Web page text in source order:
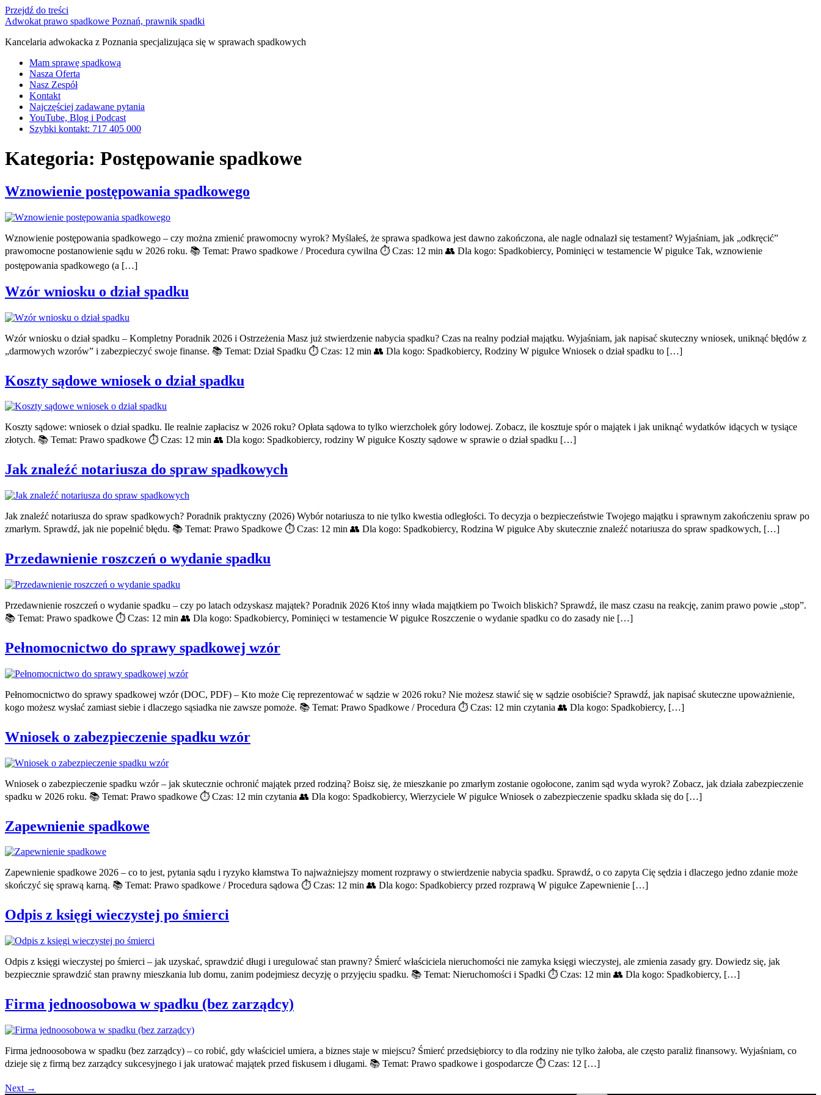
Przejdź do treści
Adwokat prawo spadkowe Poznań, prawnik spadki
Kancelaria adwokacka z Poznania specjalizująca się w sprawach spadkowych
Mam sprawę spadkową
Nasza Oferta
Nasz Zespół
Kontakt
Najczęściej zadawane pytania
YouTube, Blog i Podcast
Szybki kontakt: 717 405 000
Kategoria: Postępowanie spadkowe
Wznowienie postępowania spadkowego
Wznowienie postępowania spadkowego – czy można zmienić prawomocny wyrok? Myślałeś, że sprawa spadkowa jest dawno zakończona, ale nagle odnalazł się testament? Wyjaśniam, jak „odkręcić”
prawomocne postanowienie sądu w 2026 roku. 📚 Temat: Prawo spadkowe / Procedura cywilna ⏱️ Czas: 12 min 👥 Dla kogo: Spadkobiercy, Pominięci w testamencie W pigułce Tak, wznowienie
postępowania spadkowego (a […]
Wzór wniosku o dział spadku
Wzór wniosku o dział spadku – Kompletny Poradnik 2026 i Ostrzeżenia Masz już stwierdzenie nabycia spadku? Czas na realny podział majątku. Wyjaśniam, jak napisać skuteczny wniosek, uniknąć błędów z
„darmowych wzorów” i zabezpieczyć swoje finanse. 📚 Temat: Dział Spadku ⏱️ Czas: 12 min 👥 Dla kogo: Spadkobiercy, Rodziny W pigułce Wniosek o dział spadku to […]
Koszty sądowe wniosek o dział spadku
Koszty sądowe: wniosek o dział spadku. Ile realnie zapłacisz w 2026 roku? Opłata sądowa to tylko wierzchołek góry lodowej. Zobacz, ile kosztuje spór o majątek i jak uniknąć wydatków idących w tysiące
złotych. 📚 Temat: Prawo spadkowe ⏱️ Czas: 12 min 👥 Dla kogo: Spadkobiercy, rodziny W pigułce Koszty sądowe w sprawie o dział spadku […]
Jak znaleźć notariusza do spraw spadkowych
Jak znaleźć notariusza do spraw spadkowych? Poradnik praktyczny (2026) Wybór notariusza to nie tylko kwestia odległości. To decyzja o bezpieczeństwie Twojego majątku i sprawnym zakończeniu spraw po
zmarłym. Sprawdź, jak nie popełnić błędu. 📚 Temat: Prawo Spadkowe ⏱️ Czas: 12 min 👥 Dla kogo: Spadkobiercy, Rodzina W pigułce Aby skutecznie znaleźć notariusza do spraw spadkowych, […]
Przedawnienie roszczeń o wydanie spadku
Przedawnienie roszczeń o wydanie spadku – czy po latach odzyskasz majątek? Poradnik 2026 Ktoś inny włada majątkiem po Twoich bliskich? Sprawdź, ile masz czasu na reakcję, zanim prawo powie „stop”.
📚 Temat: Prawo spadkowe ⏱️ Czas: 12 min 👥 Dla kogo: Spadkobiercy, Pominięci w testamencie W pigułce Roszczenie o wydanie spadku co do zasady nie […]
Pełnomocnictwo do sprawy spadkowej wzór
Pełnomocnictwo do sprawy spadkowej wzór (DOC, PDF) – Kto może Cię reprezentować w sądzie w 2026 roku? Nie możesz stawić się w sądzie osobiście? Sprawdź, jak napisać skuteczne upoważnienie,
kogo możesz wysłać zamiast siebie i dlaczego sąsiadka nie zawsze pomoże. 📚 Temat: Prawo Spadkowe / Procedura ⏱️ Czas: 12 min czytania 👥 Dla kogo: Spadkobiercy, […]
Wniosek o zabezpieczenie spadku wzór
Wniosek o zabezpieczenie spadku wzór – jak skutecznie ochronić majątek przed rodziną? Boisz się, że mieszkanie po zmarłym zostanie ogołocone, zanim sąd wyda wyrok? Zobacz, jak działa zabezpieczenie
spadku w 2026 roku. 📚 Temat: Prawo spadkowe ⏱️ Czas: 12 min czytania 👥 Dla kogo: Spadkobiercy, Wierzyciele W pigułce Wniosek o zabezpieczenie spadku składa się do […]
Zapewnienie spadkowe
Zapewnienie spadkowe 2026 – co to jest, pytania sądu i ryzyko kłamstwa To najważniejszy moment rozprawy o stwierdzenie nabycia spadku. Sprawdź, o co zapyta Cię sędzia i dlaczego jedno zdanie może
skończyć się sprawą karną. 📚 Temat: Prawo spadkowe / Procedura sądowa ⏱️ Czas: 12 min 👥 Dla kogo: Spadkobiercy przed rozprawą W pigułce Zapewnienie […]
Odpis z księgi wieczystej po śmierci
Odpis z księgi wieczystej po śmierci – jak uzyskać, sprawdzić długi i uregulować stan prawny? Śmierć właściciela nieruchomości nie zamyka księgi wieczystej, ale zmienia zasady gry. Dowiedz się, jak
bezpiecznie sprawdzić stan prawny mieszkania lub domu, zanim podejmiesz decyzję o przyjęciu spadku. 📚 Temat: Nieruchomości i Spadki ⏱️ Czas: 12 min 👥 Dla kogo: Spadkobiercy, […]
Firma jednoosobowa w spadku (bez zarządcy)
Firma jednoosobowa w spadku (bez zarządcy) – co robić, gdy właściciel umiera, a biznes staje w miejscu? Śmierć przedsiębiorcy to dla rodziny nie tylko żałoba, ale często paraliż finansowy. Wyjaśniam, co
dzieje się z firmą bez zarządcy sukcesyjnego i jak uratować majątek przed fiskusem i długami. 📚 Temat: Prawo spadkowe i gospodarcze ⏱️ Czas: 12 […]
Next →